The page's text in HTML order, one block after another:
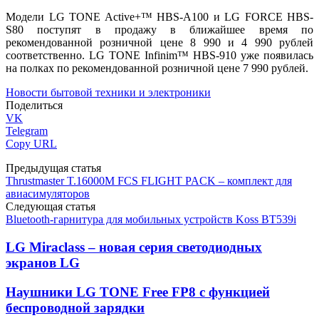
Модели LG TONE Active+™ HBS-A100 и LG FORCE HBS-
S80 поступят в продажу в ближайшее время по
рекомендованной розничной цене 8 990 и 4 990 рублей
соответственно. LG TONE Infinim™ HBS-910 уже появилась
на полках по рекомендованной розничной цене 7 990 рублей.
Новости бытовой техники и электроники
Поделиться
VK
Telegram
Copy URL
Предыдущая статья
Thrustmaster T.16000M FCS FLIGHT PACK – комплект для
авиасимуляторов
Следующая статья
Bluetooth-гарнитура для мобильных устройств Koss BT539i
LG Miraclass – новая серия светодиодных
экранов LG
Наушники LG TONE Free FP8 с функцией
беспроводной зарядки